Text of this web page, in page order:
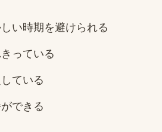
い時期を避けられる
っている
ている
できる